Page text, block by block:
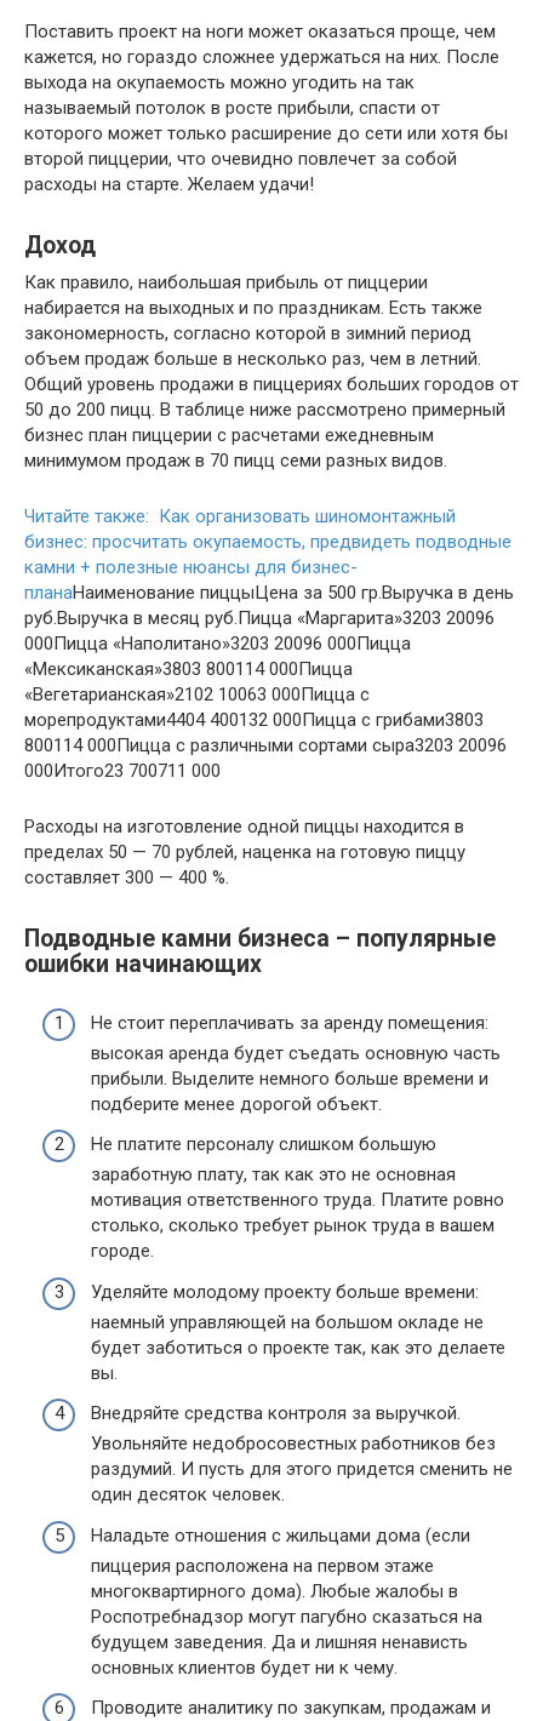
Поставить проект на ноги может оказаться проще, чем
кажется, но гораздо сложнее удержаться на них. После
выхода на окупаемость можно угодить на так
называемый потолок в росте прибыли, спасти от
которого может только расширение до сети или хотя бы
второй пиццерии, что очевидно повлечет за собой
расходы на старте. Желаем удачи!
Доход
Как правило, наибольшая прибыль от пиццерии
набирается на выходных и по праздникам. Есть также
закономерность, согласно которой в зимний период
объем продаж больше в несколько раз, чем в летний.
Общий уровень продажи в пиццериях больших городов от
50 до 200 пицц. В таблице ниже рассмотрено примерный
бизнес план пиццерии с расчетами ежедневным
минимумом продаж в 70 пицц семи разных видов.
Читайте также: Как организовать шиномонтажный
бизнес: просчитать окупаемость, предвидеть подводные
камни + полезные нюансы для бизнес-
планаНаименование пиццыЦена за 500 гр.Выручка в день
руб.Выручка в месяц руб.Пицца «Маргарита»3203 20096
000Пицца «Наполитано»3203 20096 000Пицца
«Мексиканская»3803 800114 000Пицца
«Вегетарианская»2102 10063 000Пицца с
морепродуктами4404 400132 000Пицца с грибами3803
800114 000Пицца с различными сортами сыра3203 20096
000Итого23 700711 000
Расходы на изготовление одной пиццы находится в
пределах 50 — 70 рублей, наценка на готовую пиццу
составляет 300 — 400 %.
Подводные камни бизнеса – популярные
ошибки начинающих
Не стоит переплачивать за аренду помещения:
высокая аренда будет съедать основную часть
прибыли. Выделите немного больше времени и
подберите менее дорогой объект.
Не платите персоналу слишком большую
заработную плату, так как это не основная
мотивация ответственного труда. Платите ровно
столько, сколько требует рынок труда в вашем
городе.
Уделяйте молодому проекту больше времени:
наемный управляющей на большом окладе не
будет заботиться о проекте так, как это делаете
вы.
Внедряйте средства контроля за выручкой.
Увольняйте недобросовестных работников без
раздумий. И пусть для этого придется сменить не
один десяток человек.
Наладьте отношения с жильцами дома (если
пиццерия расположена на первом этаже
многоквартирного дома). Любые жалобы в
Роспотребнадзор могут пагубно сказаться на
будущем заведения. Да и лишняя ненависть
основных клиентов будет ни к чему.
Проводите аналитику по закупкам, продажам и